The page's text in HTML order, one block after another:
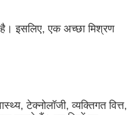
है। इसलिए, एक अच्छा मिश्रण
टेक्नोलॉजी, व्यक्तिगत वित्त,